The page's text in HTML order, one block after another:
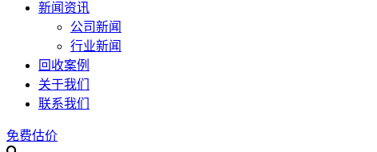
新闻资讯
公司新闻
行业新闻
回收案例
关于我们
联系我们
免费估价